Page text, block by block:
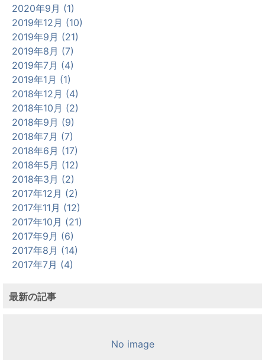
2020年9月 (1)
2019年12月 (10)
2019年9月 (21)
2019年8月 (7)
2019年7月 (4)
2019年1月 (1)
2018年12月 (4)
2018年10月 (2)
2018年9月 (9)
2018年7月 (7)
2018年6月 (17)
2018年5月 (12)
2018年3月 (2)
2017年12月 (2)
2017年11月 (12)
2017年10月 (21)
2017年9月 (6)
2017年8月 (14)
2017年7月 (4)
最新の記事
No image